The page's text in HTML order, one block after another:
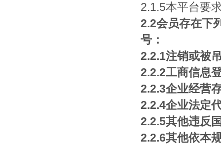
2.1.5本平台要
2.2会员存在下
号：
2.2.1注销或被
2.2.2工商信息
2.2.3企业经营
2.2.4企业法定
2.2.5其他违反
2.2.6其他依本